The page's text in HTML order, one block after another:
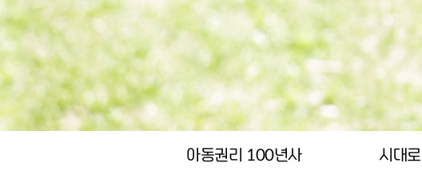
검
색
주
제
별
리
100
년
사
아동권리 100년사 시대